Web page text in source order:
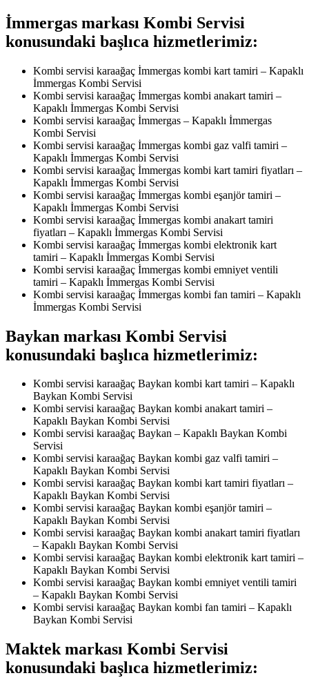
İmmergas markası Kombi Servisi
konusundaki başlıca hizmetlerimiz:
Kombi servisi karaağaç İmmergas kombi kart tamiri – Kapaklı
İmmergas Kombi Servisi
Kombi servisi karaağaç İmmergas kombi anakart tamiri –
Kapaklı İmmergas Kombi Servisi
Kombi servisi karaağaç İmmergas – Kapaklı İmmergas
Kombi Servisi
Kombi servisi karaağaç İmmergas kombi gaz valfi tamiri –
Kapaklı İmmergas Kombi Servisi
Kombi servisi karaağaç İmmergas kombi kart tamiri fiyatları –
Kapaklı İmmergas Kombi Servisi
Kombi servisi karaağaç İmmergas kombi eşanjör tamiri –
Kapaklı İmmergas Kombi Servisi
Kombi servisi karaağaç İmmergas kombi anakart tamiri
fiyatları – Kapaklı İmmergas Kombi Servisi
Kombi servisi karaağaç İmmergas kombi elektronik kart
tamiri – Kapaklı İmmergas Kombi Servisi
Kombi servisi karaağaç İmmergas kombi emniyet ventili
tamiri – Kapaklı İmmergas Kombi Servisi
Kombi servisi karaağaç İmmergas kombi fan tamiri – Kapaklı
İmmergas Kombi Servisi
Baykan markası Kombi Servisi
konusundaki başlıca hizmetlerimiz:
Kombi servisi karaağaç Baykan kombi kart tamiri – Kapaklı
Baykan Kombi Servisi
Kombi servisi karaağaç Baykan kombi anakart tamiri –
Kapaklı Baykan Kombi Servisi
Kombi servisi karaağaç Baykan – Kapaklı Baykan Kombi
Servisi
Kombi servisi karaağaç Baykan kombi gaz valfi tamiri –
Kapaklı Baykan Kombi Servisi
Kombi servisi karaağaç Baykan kombi kart tamiri fiyatları –
Kapaklı Baykan Kombi Servisi
Kombi servisi karaağaç Baykan kombi eşanjör tamiri –
Kapaklı Baykan Kombi Servisi
Kombi servisi karaağaç Baykan kombi anakart tamiri fiyatları
– Kapaklı Baykan Kombi Servisi
Kombi servisi karaağaç Baykan kombi elektronik kart tamiri –
Kapaklı Baykan Kombi Servisi
Kombi servisi karaağaç Baykan kombi emniyet ventili tamiri
– Kapaklı Baykan Kombi Servisi
Kombi servisi karaağaç Baykan kombi fan tamiri – Kapaklı
Baykan Kombi Servisi
Maktek markası Kombi Servisi
konusundaki başlıca hizmetlerimiz: